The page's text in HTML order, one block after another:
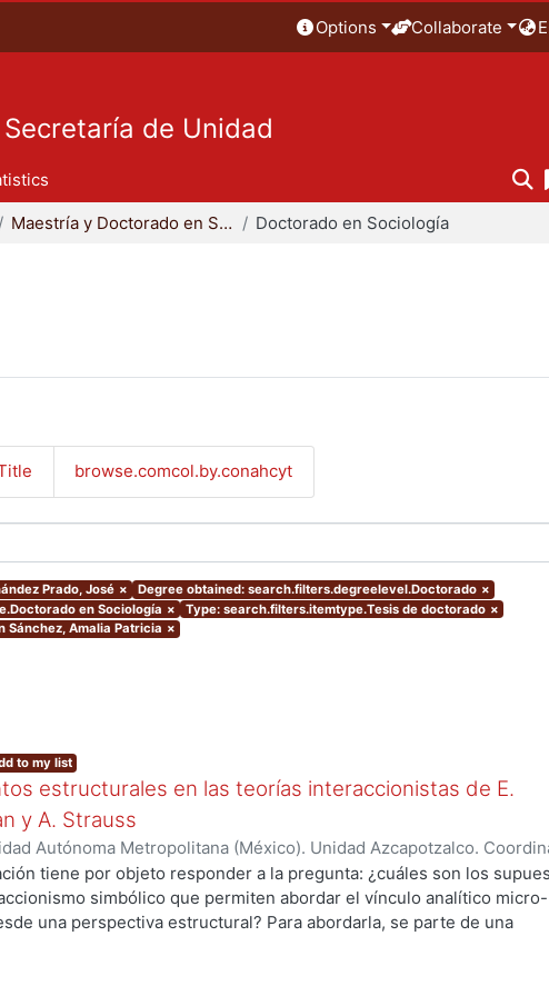
Options Collaborate
Secretaría de Unidad
Maestría y Doctorado en Sociología Doctorado en Sociología
browse.comcol.by.conahcyt
Prado, José × Degree obtained: search.filters.degreelevel.Doctorado ×
en Sociología × Type: search.filters.itemtype.Tesis de doctorado ×
Sánchez, Amalia Patricia ×
to my list
estructurales en las teorías interaccionistas de E.
y A. Strauss
Autónoma Metropolitana (México). Unidad Azcapotzalco.
de Información.,2012)Gaytan Sánchez, Amalia Patricia
tiene por objeto responder a la pregunta: ¿cuáles son los
simbólico que permiten abordar el vínculo analítico micro-
una perspectiva estructural? Para abordarla, se parte de una